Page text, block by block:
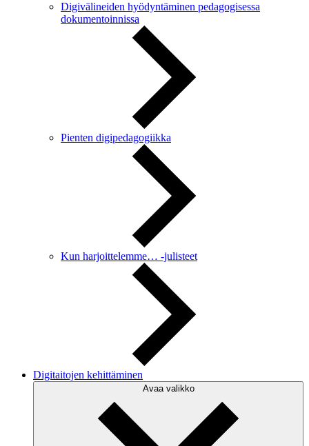
Digivälineiden hyödyntäminen pedagogisessa
dokumentoinnissa
Pienten digipedagogiikka
Kun harjoittelemme… -julisteet
Digitaitojen kehittäminen
Avaa valikko